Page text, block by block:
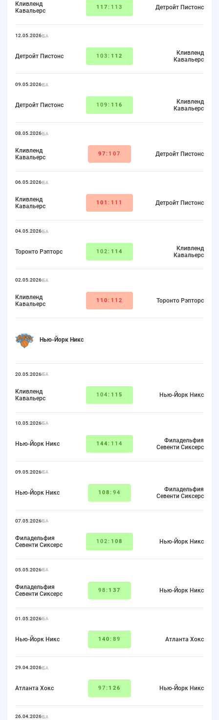
Кливленд
Кавальерс
117:113 Детройт Пистонс
12.05.2026НБА
Детройт Пистонс 103: 112
Кливленд
Кавальерс
09.05.2026НБА
Детройт Пистонс 109: 116
Кливленд
Кавальерс
08.05.2026НБА
Кливленд
Кавальерс
97:107 Детройт Пистонс
06.05.2026НБА
Кливленд
Кавальерс
101:111 Детройт Пистонс
04.05.2026НБА
Торонто Рэпторс 102: 114
Кливленд
Кавальерс
02.05.2026НБА
Кливленд
Кавальерс
110:112 Торонто Рэпторс
Нью-Йорк Никс
20.05.2026НБА
Кливленд
Кавальерс
104: 115 Нью-Йорк Никс
10.05.2026НБА
Нью-Йорк Никс 144:114
Филадельфия
Севенти Сиксерс
09.05.2026НБА
Нью-Йорк Никс 108:94
Филадельфия
Севенти Сиксерс
07.05.2026НБА
Филадельфия
Севенти Сиксерс
102: 108 Нью-Йорк Никс
05.05.2026НБА
Филадельфия
Севенти Сиксерс
98: 137 Нью-Йорк Никс
01.05.2026НБА
Нью-Йорк Никс 140:89 Атланта Хокс
29.04.2026НБА
Атланта Хокс 97: 126 Нью-Йорк Никс
26.04.2026НБА